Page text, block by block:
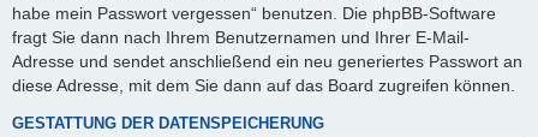
habe mein Passwort vergessen“ benutzen. Die phpBB-Software
fragt Sie dann nach Ihrem Benutzernamen und Ihrer E-Mail-
Adresse und sendet anschließend ein neu generiertes Passwort an
diese Adresse, mit dem Sie dann auf das Board zugreifen können.
GESTATTUNG DER DATENSPEICHERUNG